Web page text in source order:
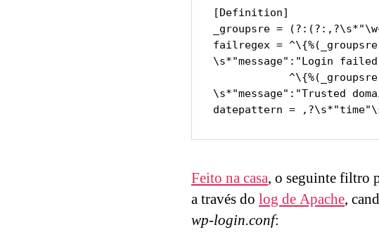
[Definition]
_groupsre =
failregex =
\s*"message":"Login
\s*"message":"Trusted
datepattern =
Feito na casa, o seguinte filtro
a través do log de Apache,
wp-login.conf: